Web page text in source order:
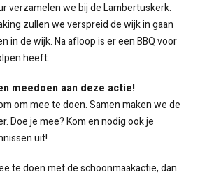
verzamelen we bij de Lambertuskerk.
zullen we verspreid de wijk in gaan
in de wijk. Na afloop is er een BBQ voor
heeft.
meedoen aan deze actie!
om mee te doen. Samen maken we de
Doe je mee? Kom en nodig ook je
uit!
te doen met de schoonmaakactie, dan